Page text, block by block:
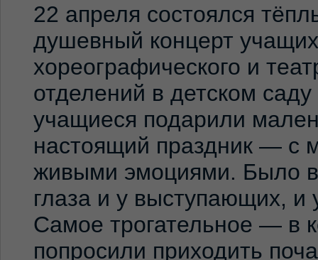
22 апреля состоялся
душевный концерт
хореографического и
отделений в детском
учащиеся подарили
настоящий праздник — с
живыми эмоциями. Было
глаза и у выступающих,
Самое трогательное — в
попросили приходить